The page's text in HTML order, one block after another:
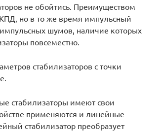
не обойтись. Преимуществом
но в то же время импульсный
шумов, наличие которых
повсеместно.
стабилизаторов с точки
стабилизаторы имеют свои
применяются и линейные
стабилизатор преобразует